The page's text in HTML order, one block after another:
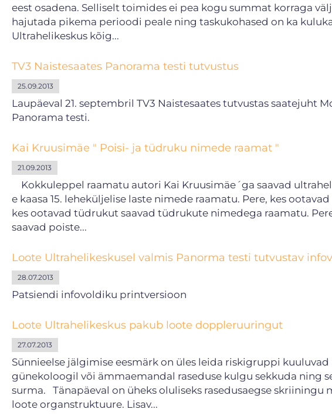
eest osadena. Selliselt toimides ei pea kogu summat korraga
hajutada pikema perioodi peale ning taskukohased on ka
Ultrahelikeskus kõig...
TV3 Naistesaates Panorama testi tutvustus
25.09.2013
Laupäeval 21. septembril TV3 Naistesaates tutvustas saatejuht
Panorama testi.
Kai Kruusimäe " Poisi- ja tüdruku nimede raamat "
21.09.2013
Kokkuleppel raamatu autori Kai Kruusimäe´ga saavad
e kaasa 15. leheküljelise laste nimede raamatu. Pere, kes
kes ootavad tüdrukut saavad tüdrukute nimedega raamatu.
saavad poiste...
Loote Ultrahelikeskusel valmis Panorma testi tutvustav
28.07.2013
Patsiendi infovoldiku printversioon
Loote Ultrahelikeskus pakub loote doppleruuringut
27.07.2013
Sünnieelse jälgimise eesmärk on üles leida riskigruppi
günekoloogil või ämmaemandal raseduse kulgu sekkuda ning
surma. Tänapäeval on üheks oluliseks rasedusaegse
loote organstruktuure. Lisav...